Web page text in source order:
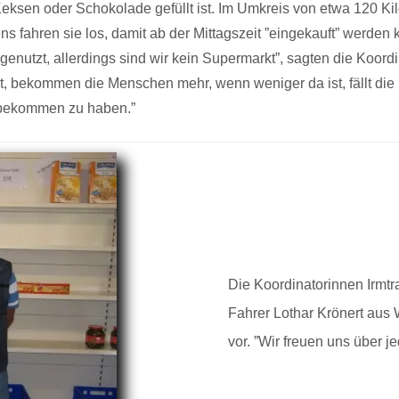
oder Schokolade gefüllt ist. Im Umkreis von etwa 120
fahren sie los, damit ab der Mittagszeit ”eingekauft”
allerdings sind wir kein Supermarkt”, sagten die
bekommen die Menschen mehr, wenn weniger da ist, fällt
zu haben.”
Die Koordinatorinnen
Fahrer Lothar Krönert aus
vor. ”Wir freuen uns über